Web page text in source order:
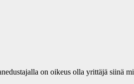
on oikeus olla yrittäjä siinä